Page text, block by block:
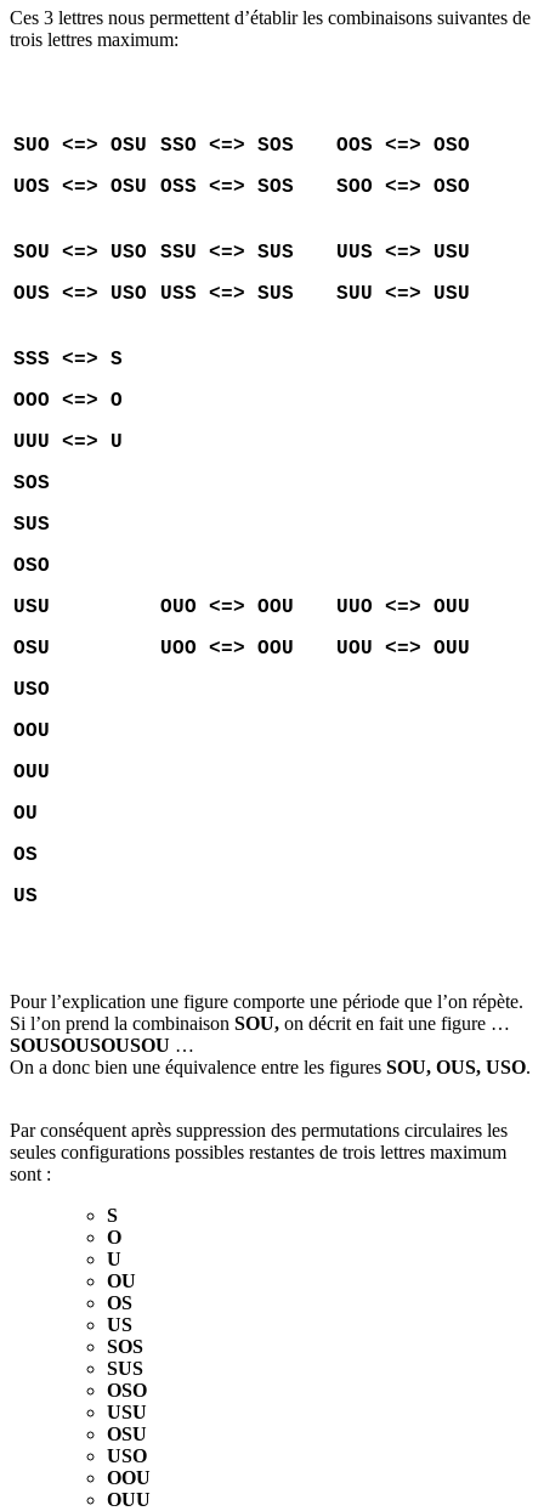
Ces 3 lettres nous permettent d’établir les combinaisons suivantes de
trois lettres maximum:
SUO
<=> OSU
UOS <=> OSU
SSO
<=> SOS
OSS <=> SOS
OOS <=> OSO
SOO
<=> OSO
SOU
<=> USO
OUS <=> USO
SSU
<=> SUS
USS <=> SUS
UUS <=> USU
SUU
<=> USU
SSS
<=> S
OOO
<=> O
UUU
<=> U
SOS
SUS
OSO
USU
OSU
USO
OOU
OUU
OU
OS
US
OUO <=> OOU
UOO <=> OOU
UUO <=> OUU
UOU <=> OUU
Pour l’explication une figure comporte une période que l’on répète.
Si l’on prend la combinaison SOU, on décrit en fait une figure …
SOUSOUSOUSOU …
On a donc bien une équivalence entre les figures SOU, OUS, USO.
Par conséquent après suppression des permutations circulaires les
seules configurations possibles restantes de trois lettres maximum
sont :
S
O
U
OU
OS
US
SOS
SUS
OSO
USU
OSU
USO
OOU
OUU